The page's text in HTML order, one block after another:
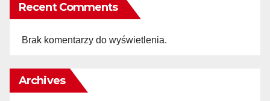
Recent Comments
Brak komentarzy do wyświetlenia.
Archives